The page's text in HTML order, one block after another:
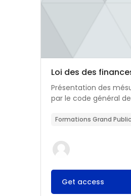
Catégorie de cours
Nom du cours
Loi des des
Résumé du cours :
Présentation des
par le code général
Formations Grand Public
Get access